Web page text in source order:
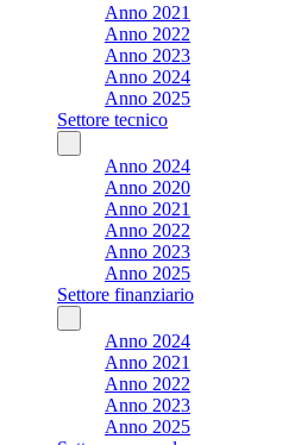
Anno 2021
Anno 2022
Anno 2023
Anno 2024
Anno 2025
Settore tecnico
Anno 2024
Anno 2020
Anno 2021
Anno 2022
Anno 2023
Anno 2025
Settore finanziario
Anno 2024
Anno 2021
Anno 2022
Anno 2023
Anno 2025